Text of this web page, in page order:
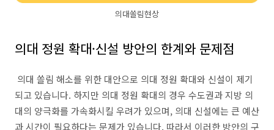
의대쏠림현상
의대 정원 확대·신설 방안의 한계와 문제점
의대 쏠림 해소를 위한 대안으로 의대 정원 확대와 신설이 제기
되고 있습니다. 하지만 의대 정원 확대의 경우 수도권과 지방 의
대의 양극화를 가속화시킬 우려가 있으며, 의대 신설에는 큰 예산
과 시간이 필요하다는 문제가 있습니다. 따라서 이러한 방안의 구